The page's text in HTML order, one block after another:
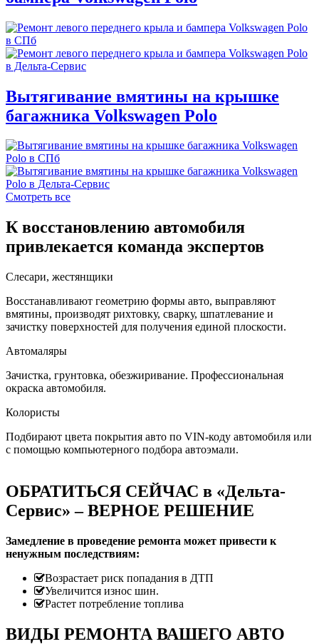
Вытягивание вмятины на крышке
багажника Volkswagen Polo
Смотреть все
К восстановлению автомобиля
привлекается команда экспертов
Слесари, жестянщики
Восстанавливают геометрию формы авто, выправляют
вмятины, производят рихтовку, сварку, шпатлевание и
зачистку поверхностей для получения единой плоскости.
Автомаляры
Зачистка, грунтовка, обезжиривание. Профессиональная
окраска автомобиля.
Колористы
Подбирают цвета покрытия авто по VIN-коду автомобиля или
с помощью компьютерного подбора автоэмали.
ОБРАТИТЬСЯ СЕЙЧАС в «Дельта-
Сервис» – ВЕРНОЕ РЕШЕНИЕ
Замедление в проведение ремонта может привести к
ненужным последствиям:
Возрастает риск попадания в ДТП
Увеличится износ шин.
Растет потребление топлива
ВИДЫ РЕМОНТА ВАШЕГО АВТО